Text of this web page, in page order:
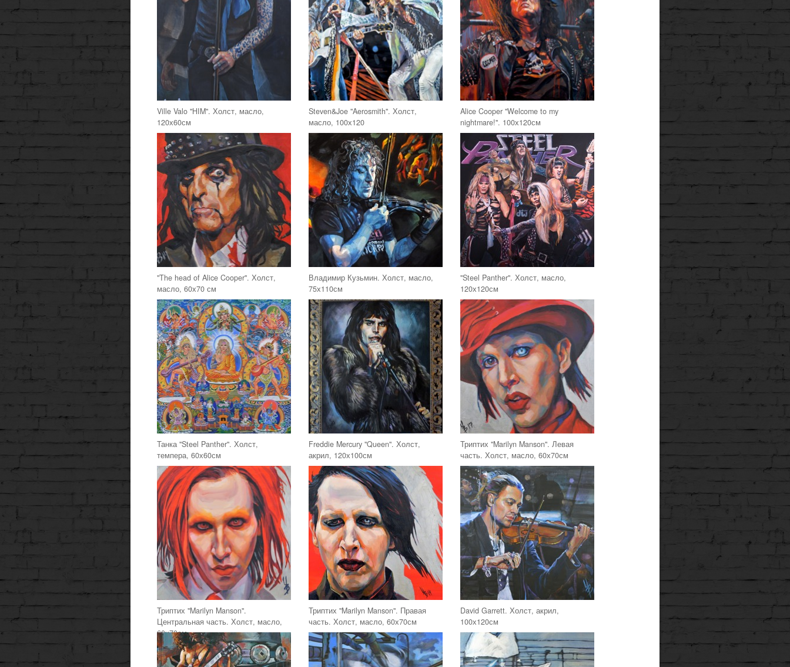
Ville Valo "HIM". Холст, масло,
120х60см
Steven&Joe "Aerosmith". Холст,
масло, 100х120
Alice Cooper "Welcome to my
nightmare!". 100х120см
"The head of Alice Cooper". Холст,
масло, 60х70 см
Владимир Кузьмин. Холст, масло,
75х110см
"Steel Panther". Холст, масло,
120х120см
Танка "Steel Panther". Холст,
темпера, 60х60см
Freddie Mercury "Queen". Холст,
акрил, 120х100см
Триптих "Marilyn Manson". Левая
часть. Холст, масло, 60х70см
Триптих "Marilyn Manson".
Центральная часть. Холст, масло,
60х70см
Триптих "Marilyn Manson". Правая
часть. Холст, масло, 60х70см
David Garrett. Холст, акрил,
100х120см